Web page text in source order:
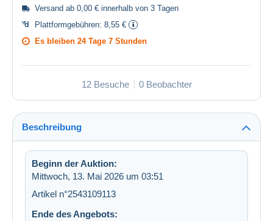
Versand ab 0,00 € innerhalb von 3 Tagen
Plattformgebühren: 8,55 €
Es bleiben 24 Tage 7 Stunden
12 Besuche 0 Beobachter
Beschreibung
Beginn der Auktion:
Mittwoch, 13. Mai 2026 um 03:51
Artikel n°2543109113
Ende des Angebots: